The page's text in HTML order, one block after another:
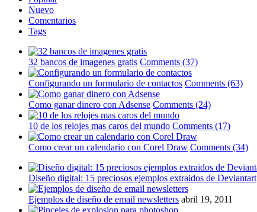
Nuevo
Comentarios
Tags
32 bancos de imagenes gratis Comments (37)
Configurando un formulario de contactos Comments (63)
Como ganar dinero con Adsense Comments (24)
10 de los relojes mas caros del mundo Comments (17)
Como crear un calendario con Corel Draw Comments (34)
Diseño digital: 15 preciosos ejemplos extraidos de Deviantart
Ejemplos de diseño de email newsletters abril 19, 2011